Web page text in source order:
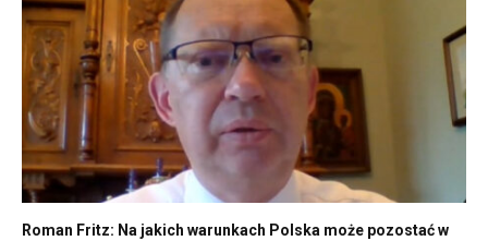
Roman Fritz: Na jakich warunkach Polska może pozostać w